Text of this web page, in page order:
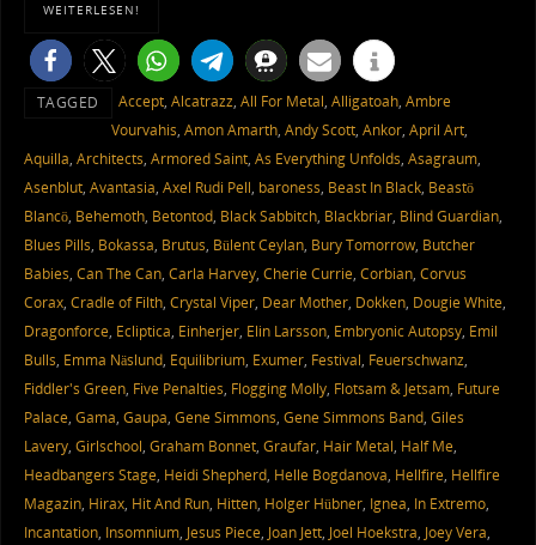
WEITERLESEN!
TAGGED Accept, Alcatrazz, All For Metal, Alligatoah, Ambre
Vourvahis, Amon Amarth, Andy Scott, Ankor, April Art,
Aquilla, Architects, Armored Saint, As Everything Unfolds, Asagraum,
Asenblut, Avantasia, Axel Rudi Pell, baroness, Beast In Black, Beastö
Blancö, Behemoth, Betontod, Black Sabbitch, Blackbriar, Blind Guardian,
Blues Pills, Bokassa, Brutus, Bülent Ceylan, Bury Tomorrow, Butcher
Babies, Can The Can, Carla Harvey, Cherie Currie, Corbian, Corvus
Corax, Cradle of Filth, Crystal Viper, Dear Mother, Dokken, Dougie White,
Dragonforce, Ecliptica, Einherjer, Elin Larsson, Embryonic Autopsy, Emil
Bulls, Emma Näslund, Equilibrium, Exumer, Festival, Feuerschwanz,
Fiddler's Green, Five Penalties, Flogging Molly, Flotsam & Jetsam, Future
Palace, Gama, Gaupa, Gene Simmons, Gene Simmons Band, Giles
Lavery, Girlschool, Graham Bonnet, Graufar, Hair Metal, Half Me,
Headbangers Stage, Heidi Shepherd, Helle Bogdanova, Hellfire, Hellfire
Magazin, Hirax, Hit And Run, Hitten, Holger Hübner, Ignea, In Extremo,
Incantation, Insomnium, Jesus Piece, Joan Jett, Joel Hoekstra, Joey Vera,